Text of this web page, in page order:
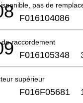
pas de
F016104086
de raccordement
F016105348
supérieur
F016F05681